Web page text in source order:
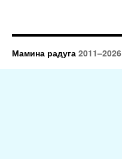
Мамина радуга 2011–2026